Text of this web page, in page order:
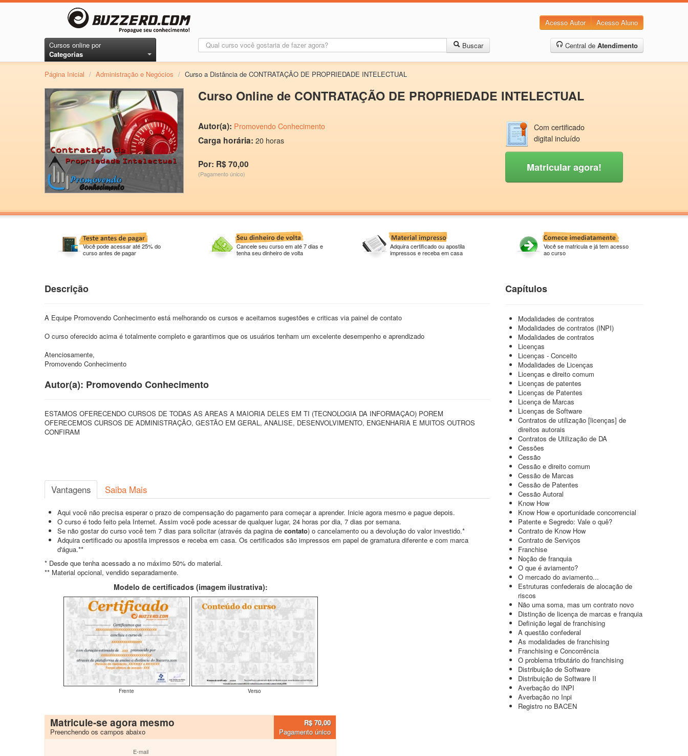
Acesso Autor Acesso Aluno
Cursos online por
Categorias
Buscar Central de Atendimento
Página Inicial / Administração e Negócios / Curso a Distância de CONTRATAÇÃO DE PROPRIEDADE INTELECTUAL
Curso Online de CONTRATAÇÃO DE PROPRIEDADE INTELECTUAL
Autor(a): Promovendo Conhecimento
Carga horária: 20 horas
Por: R$ 70,00
(Pagamento único)
Com certificado
digital incluído
Matricular agora!
Você pode acessar até 25% do
curso antes de pagar
Cancele seu curso em até 7 dias e
tenha seu dinheiro de volta
Adquira certificado ou apostila
impressos e receba em casa
Você se matricula e já tem acesso
ao curso
Descrição
A Equipe Promovendo Conhecimento está melhorando os cursos e aceitamos sugestões e criticas via painel de contato
O curso oferecido acima é totalmente completo e garantimos que os usuários tenham um excelente desempenho e aprendizado
Atenciosamente,
Promovendo Conhecimento
Autor(a): Promovendo Conhecimento
ESTAMOS OFERECENDO CURSOS DE TODAS AS AREAS A MAIORIA DELES EM TI (TECNOLOGIA DA INFORMAÇAO) POREM
OFERECEMOS CURSOS DE ADMINISTRAÇÃO, GESTÃO EM GERAL, ANALISE, DESENVOLVIMENTO, ENGENHARIA E MUITOS OUTROS
CONFIRAM
Vantagens Saiba Mais
Aqui você não precisa esperar o prazo de compensação do pagamento para começar a aprender. Inicie agora mesmo e pague depois.
O curso é todo feito pela Internet. Assim você pode acessar de qualquer lugar, 24 horas por dia, 7 dias por semana.
Se não gostar do curso você tem 7 dias para solicitar (através da pagina de contato) o cancelamento ou a devolução do valor investido.*
Adquira certificado ou apostila impressos e receba em casa. Os certificados são impressos em papel de gramatura diferente e com marca
d'água.**
* Desde que tenha acessado a no máximo 50% do material.
** Material opcional, vendido separadamente.
Modelo de certificados (imagem ilustrativa):
Frente Verso
Matricule-se agora mesmo
Preenchendo os campos abaixo
R$ 70,00
Pagamento único
E-mail
Capítulos
Modalidades de contratos
Modalidades de contratos (INPI)
Modalidades de contratos
Licenças
Licenças - Conceito
Modalidades de Licenças
Licenças e direito comum
Licenças de patentes
Licenças de Patentes
Licença de Marcas
Licenças de Software
Contratos de utilização [licenças] de
direitos autorais
Contratos de Utilização de DA
Cessões
Cessão
Cessão e direito comum
Cessão de Marcas
Cessão de Patentes
Cessão Autoral
Know How
Know How e oportunidade concorrencial
Patente e Segredo: Vale o quê?
Contrato de Know How
Contrato de Serviços
Franchise
Noção de franquia
O que é aviamento?
O mercado do aviamento...
Estruturas confederais de alocação de
riscos
Não uma soma, mas um contrato novo
Distinção de licença de marcas e franquia
Definição legal de franchising
A questão confederal
As modalidades de franchising
Franchising e Concorrência
O problema tributário do franchising
Distribuição de Software
Distribuição de Software II
Averbação do INPI
Averbação no Inpi
Registro no BACEN